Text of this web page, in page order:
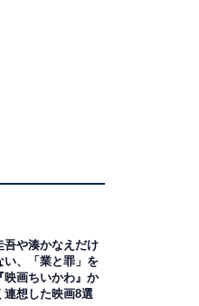
吾や湊かなえだけ
い、「業と罪」を
映画ちいかわ』か
連想した映画8選